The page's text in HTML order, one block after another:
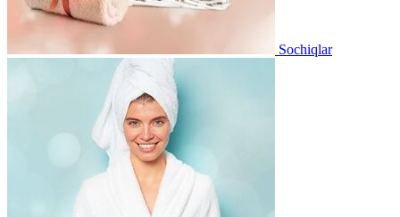
Sochiqlar